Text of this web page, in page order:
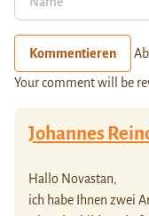
Kommentieren
Your comment will be
Johannes
Hallo Novastan,
ich habe Ihnen zwei